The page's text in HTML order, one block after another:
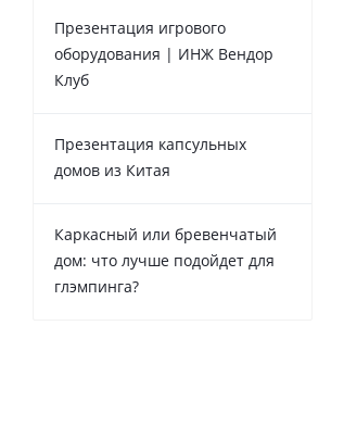
Презентация игрового
оборудования | ИНЖ Вендор
Клуб
Презентация капсульных
домов из Китая
Каркасный или бревенчатый
дом: что лучше подойдет для
глэмпинга?